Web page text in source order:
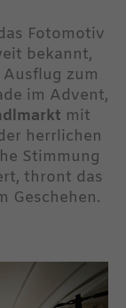
Fotomotiv
bekannt,
Ausflug zum
im Advent,
mit
herrlichen
Stimmung
thront das
Geschehen.